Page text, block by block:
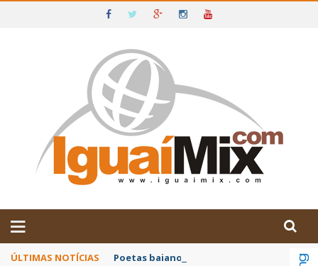
IGUAÍ E SUDOESTE DA BAHIA
ÚLTIMAS NOTÍCIAS Poetas baianos representam o Brasil no